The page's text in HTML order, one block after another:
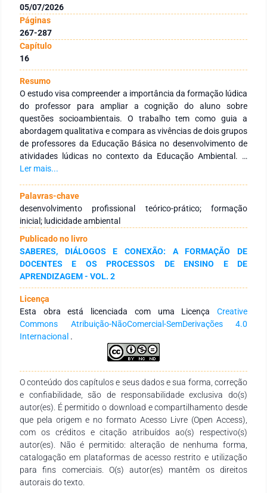
05/07/2026
Páginas
267-287
Capítulo
16
Resumo
O estudo visa compreender a importância da formação lúdica
do professor para ampliar a cognição do aluno sobre
questões socioambientais. O trabalho tem como guia a
abordagem qualitativa e compara as vivências de dois grupos
de professores da Educação Básica no desenvolvimento de
atividades lúdicas no contexto da Educação Ambiental. A
pesquisa, embasada no método de Experimento Didático,
da Análise Textual Discursiva, seguindo Galiazzi, Ramos e
Moraes (2021). A análise, focada nas narrativas docentes pré
e pós formação continuada, possibilitou emergir três
categorias de análise: formação inicial e função lúdica;
saberes ludo-epistêmicos na ludicidade ambiental e
desenvolvimento profissional teórico-prático. A análise
demonstrou que os professores precisam de uma formação
integral para trabalhar com os alunos – que contemple a
dimensão lúdica – para que a brincadeira, o jogo e o faz-de-
conta sejam propositivos na educação ambiental escolar. O
estudo permitiu compreender como os professores significam
o lúdico em sua práxis e a importância do desenvolvimento do
pensamento teórico do professor para sensibilizar o aluno
sobre temáticas socioambientais.
Ler mais...
Palavras-chave
desenvolvimento profissional teórico-prático; formação
inicial; ludicidade ambiental
Publicado no livro
SABERES, DIÁLOGOS E CONEXÃO: A FORMAÇÃO DE
DOCENTES E OS PROCESSOS DE ENSINO E DE
APRENDIZAGEM - VOL. 2
Licença
Esta obra está licenciada com uma Licença Creative
Commons Atribuição-NãoComercial-SemDerivações 4.0
Internacional .
O conteúdo dos capítulos e seus dados e sua forma, correção
e confiabilidade, são de responsabilidade exclusiva do(s)
autor(es). É permitido o download e compartilhamento desde
que pela origem e no formato Acesso Livre (Open Access),
com os créditos e citação atribuídos ao(s) respectivo(s)
autor(es). Não é permitido: alteração de nenhuma forma,
catalogação em plataformas de acesso restrito e utilização
para fins comerciais. O(s) autor(es) mantêm os direitos
autorais do texto.